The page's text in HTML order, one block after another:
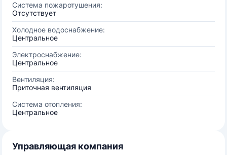
Система пожаротушения:
Отсутствует
Холодное водоснабжение:
Центральное
Электроснабжение:
Центральное
Вентиляция:
Приточная вентиляция
Система отопления:
Центральное
Управляющая компания